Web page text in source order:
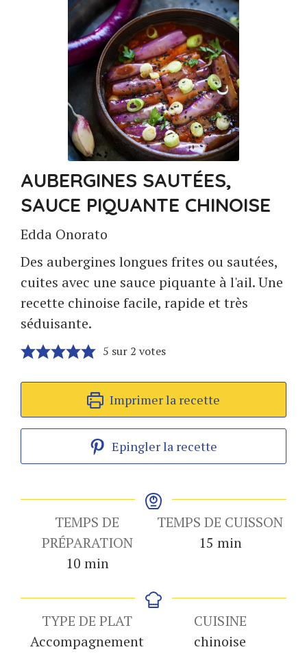
AUBERGINES SAUTÉES,
SAUCE PIQUANTE CHINOISE
Edda Onorato
Des aubergines longues frites ou sautées,
cuites avec une sauce piquante à l'ail. Une
recette chinoise facile, rapide et très
séduisante.
5 sur 2 votes
Imprimer la recette
Epingler la recette
TEMPS DE
PRÉPARATION
10minutes
min
TEMPS DE CUISSON
15 minutes
min
TYPE DE PLAT
Accompagnement
CUISINE
chinoise